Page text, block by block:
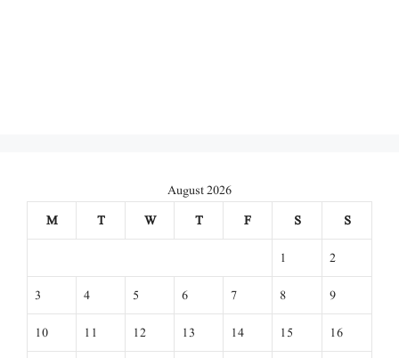
August 2026
M
T W T F S
S
1
2
3
4 5 6 7 8
9
10
11 12 13 14 15
16